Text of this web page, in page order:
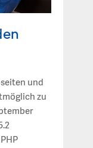
und
zu